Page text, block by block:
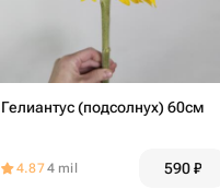
Гелиантус (подсолнух) 60см
4.874 mil 590₽